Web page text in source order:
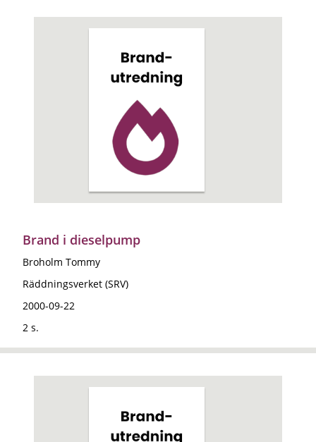
Brand i dieselpump
Broholm Tommy
Räddningsverket (SRV)
2000-09-22
2 s.